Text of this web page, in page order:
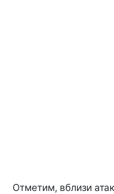
Отметим, вблизи